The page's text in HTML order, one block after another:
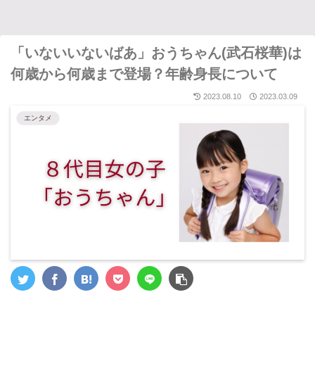
「いないいないばあ」おうちゃん(武石桜華)は
何歳から何歳まで登場？年齢身長について
2023.08.10 2023.03.09
エンタメ